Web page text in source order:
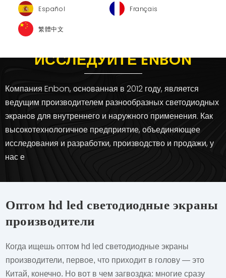
Español Français
繁體中文
ИССЛЕДУЙТЕ ENBON
Компания Enbon, основанная в 2012 году, является
ведущим производителем разнообразных светодиодных
экранов для внутреннего и наружного применения. Как
высокотехнологичное предприятие, объединяющее
исследования и разработки, производство и продажи, у
нас е
Оптом hd led светодиодные экраны
производители
Когда ищешь оптом hd led светодиодные экраны
производители, первое, что приходит в голову — это
Китай, конечно. Но вот в чем загвоздка: многие сразу